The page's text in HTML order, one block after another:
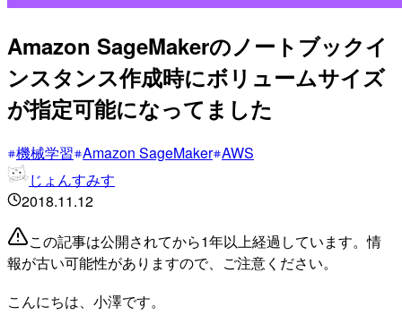
Amazon SageMakerのノートブックイ
ンスタンス作成時にボリュームサイズ
が指定可能になってました
機械学習 Amazon SageMaker AWS
じょんすみす
2018.11.12
この記事は公開されてから1年以上経過しています。情
報が古い可能性がありますので、ご注意ください。
こんにちは、小澤です。